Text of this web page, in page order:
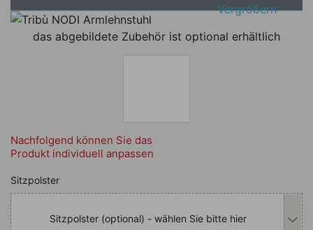
Vergrößern
das abgebildete Zubehör ist optional erhältlich
Nachfolgend können Sie das
Produkt individuell anpassen
Nachfolgend können Sie das
Sitzpolster
Sitzpolster (optional) - wählen Sie bitte hier